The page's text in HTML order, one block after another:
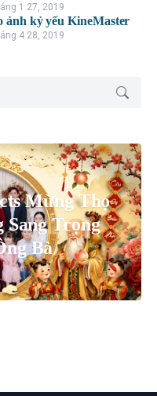
1 27, 2019
ảnh kỷ yếu KineMaster
4 28, 2019
Mừng Thọ
Sang Trọng
Bà